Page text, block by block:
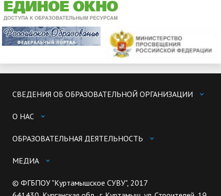
СВЕДЕНИЯ ОБ ОБРАЗОВАТЕЛЬНОЙ ОРГАНИЗАЦИИ
О НАС
ОБРАЗОВАТЕЛЬНАЯ ДЕЯТЕЛЬНОСТЬ
МЕДИА
© ФГБПОУ "Куртамышское СУВУ", 2017